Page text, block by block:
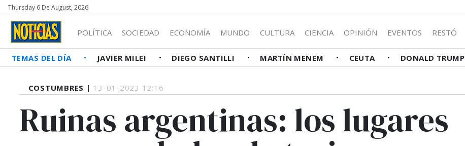
Thursday 6 De August, 2026
POLÍTICA SOCIEDAD ECONOMÍA MUNDO CULTURA CIENCIA OPINIÓN EVENTOS RESTÓ
TEMAS DEL DÍA JAVIER MILEI DIEGO SANTILLI MARTÍN MENEM CEUTA DONALD TRUMP
COSTUMBRES | 13-01-2023 12:16
Ruinas argentinas: los lugares